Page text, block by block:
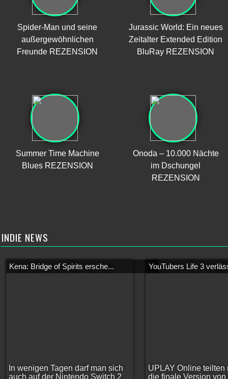
Spider-Man und seine
außergewöhnlichen
Freunde REZENSION
Jurassic World: Ein neues
Zeitalter Extended Edition
BluRay REZENSION
Summer Time Machine
Blues REZENSION
Onoda – 10.000 Nächte
im Dschungel
REZENSION
INDIE NEWS
Kena: Bridge of Spirits ersche...
In wenigen Tagen darf man sich
auch auf der Nintendo Switch 2
YouTubers Life 3
UPLAY Online teilten
die finale Version von